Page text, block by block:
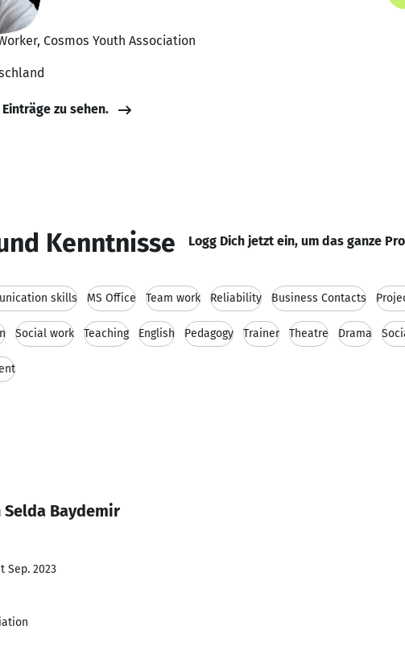
Cosmos Youth Association
zu sehen.
Kenntnisse Logg Dich jetzt ein, um das ganze
skills MS Office Team work Reliability Business Contacts
Social work Teaching English Pedagogy Trainer Theatre Drama
Baydemir
Sep. 2023